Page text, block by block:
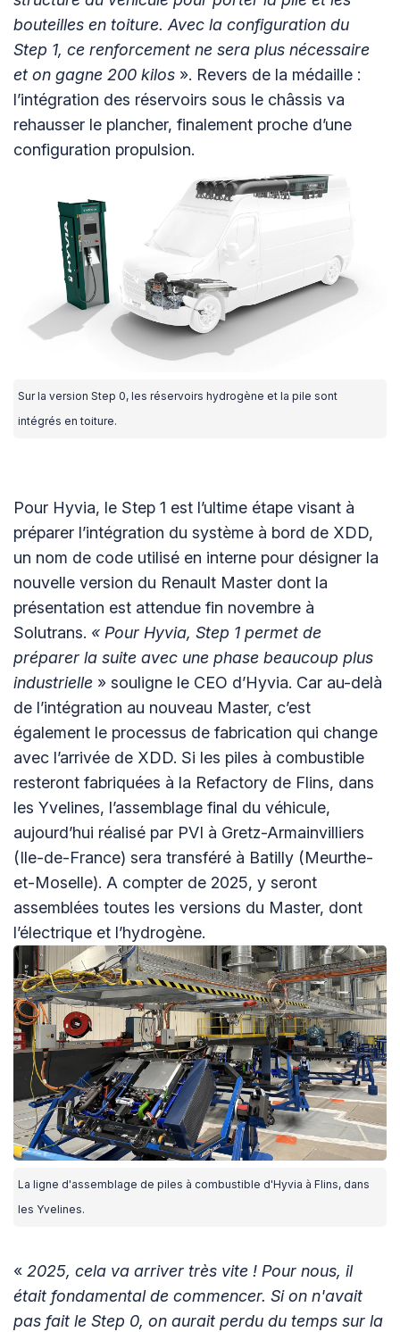
bouteilles en toiture. Avec la configuration du
Step 1, ce renforcement ne sera plus nécessaire
et on gagne 200 kilos ». Revers de la médaille :
l’intégration des réservoirs sous le châssis va
rehausser le plancher, finalement proche d’une
configuration propulsion.
Sur la version Step 0, les réservoirs hydrogène et la pile sont
intégrés en toiture.
Pour Hyvia, le Step 1 est l’ultime étape visant à
préparer l’intégration du système à bord de XDD,
un nom de code utilisé en interne pour désigner la
nouvelle version du Renault Master dont la
présentation est attendue fin novembre à
Solutrans. « Pour Hyvia, Step 1 permet de
préparer la suite avec une phase beaucoup plus
industrielle » souligne le CEO d’Hyvia. Car au-delà
de l’intégration au nouveau Master, c’est
également le processus de fabrication qui change
avec l’arrivée de XDD. Si les piles à combustible
resteront fabriquées à la Refactory de Flins, dans
les Yvelines, l’assemblage final du véhicule,
aujourd’hui réalisé par PVI à Gretz-Armainvilliers
(Ile-de-France) sera transféré à Batilly (Meurthe-
et-Moselle). A compter de 2025, y seront
assemblées toutes les versions du Master, dont
l’électrique et l’hydrogène.
La ligne d'assemblage de piles à combustible d'Hyvia à Flins, dans
les Yvelines.
« 2025, cela va arriver très vite ! Pour nous, il
était fondamental de commencer. Si on n'avait
pas fait le Step 0, on aurait perdu du temps sur la